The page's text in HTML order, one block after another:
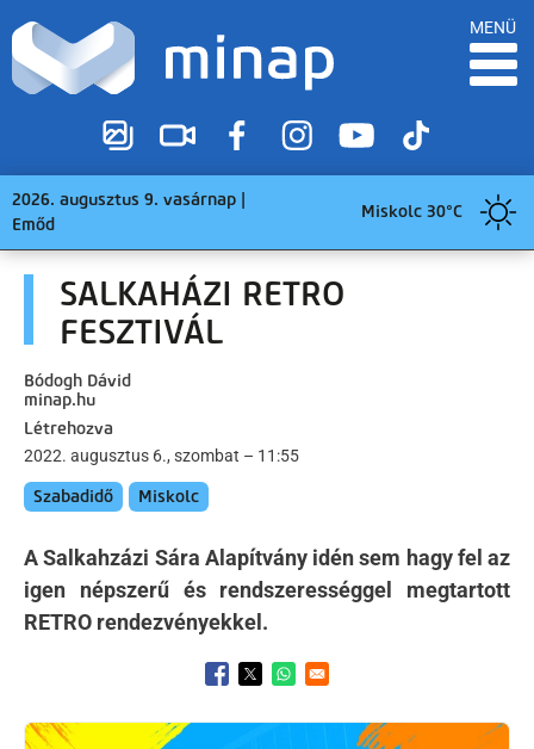
MENÜ
2026. augusztus 9. vasárnap |
Emőd
Miskolc 30°C
SALKAHÁZI RETRO
FESZTIVÁL
Bódogh Dávid
minap.hu
Létrehozva
2022. augusztus 6., szombat – 11:55
Szabadidő Miskolc
A Salkahzázi Sára Alapítvány idén sem hagy fel az
igen népszerű és rendszerességgel megtartott
RETRO rendezvényekkel.
Opens in a new window
Opens in a new window
Opens in a new window
Kép